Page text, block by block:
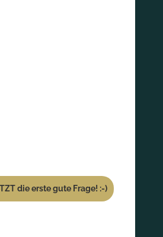
die erste gute Frage! :-)